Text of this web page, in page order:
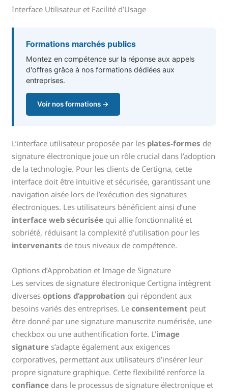
Interface Utilisateur et Facilité d’Usage
Formations marchés publics
Montez en compétence sur la réponse aux appels
d'offres grâce à nos formations dédiées aux
entreprises.
Voir nos formations →
L’interface utilisateur proposée par les plates-formes de
signature électronique joue un rôle crucial dans l’adoption
de la technologie. Pour les clients de Certigna, cette
interface doit être intuitive et sécurisée, garantissant une
navigation aisée lors de l’exécution des signatures
électroniques. Les utilisateurs bénéficient ainsi d’une
interface web sécurisée qui allie fonctionnalité et
sobriété, réduisant la complexité d’utilisation pour les
intervenants de tous niveaux de compétence.
Options d’Approbation et Image de Signature
Les services de signature électronique Certigna intègrent
diversesoptions d’approbation qui répondent aux
besoins variés des entreprises. Leconsentement peut
être donné par une signature manuscrite numérisée, une
checkbox ou une authentification forte. L’image
signature s’adapte également aux exigences
corporatives, permettant aux utilisateurs d’insérer leur
propre signature graphique. Cette flexibilité renforce la
confiance dans le processus de signature électronique et